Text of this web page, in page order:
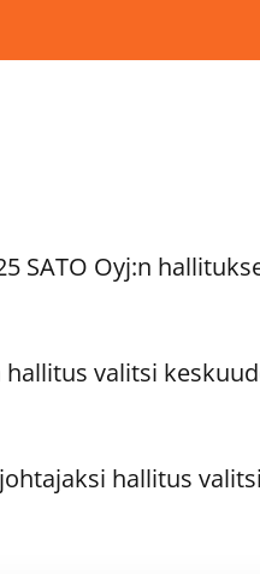
SATO Oyj:n
valitsi
hallitus